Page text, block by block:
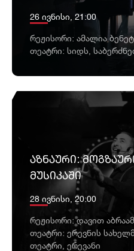
26 ივნისი, 21:00
რეჟისორი: ამალია
თეატრი: სიდს,
ᲐᲖᲜᲐᲣᲠᲘ:
ᲛᲣᲡᲘᲙᲐᲨᲘ
28 ივნისი, 20:00
რეჟისორი: დავით
თეატრი: ერევნის
თეატრი, ერევანი